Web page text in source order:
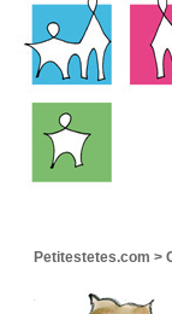
Petitestetes.com >